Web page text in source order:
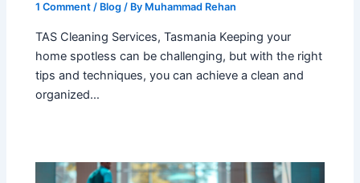
1 Comment / Blog / By Muhammad Rehan
TAS Cleaning Services, Tasmania Keeping your
home spotless can be challenging, but with the right
tips and techniques, you can achieve a clean and
organized…